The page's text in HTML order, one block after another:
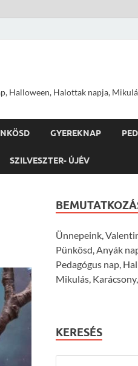
Halloween, Halottak napja,
GYEREKNAP
SZILVESZTER- ÚJÉV
Ünnepeink,
Pünkösd, Anyák
Pedagógus nap,
Mikulás,
KERESÉS